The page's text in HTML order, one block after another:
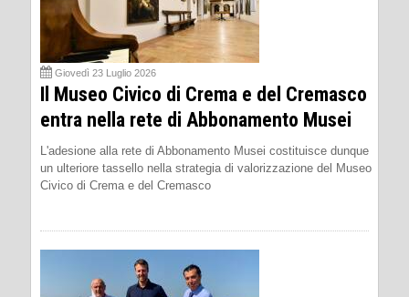
Giovedì 23 Luglio 2026
Il Museo Civico di Crema e del Cremasco
entra nella rete di Abbonamento Musei
L'adesione alla rete di Abbonamento Musei costituisce dunque
un ulteriore tassello nella strategia di valorizzazione del Museo
Civico di Crema e del Cremasco